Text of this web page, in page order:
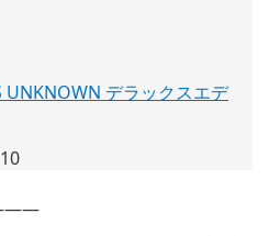
UNKNOWN デラックスエデ